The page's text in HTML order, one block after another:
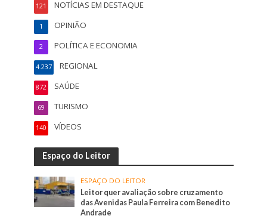
NOTÍCIAS EM DESTAQUE
121
OPINIÃO
1
POLÍTICA E ECONOMIA
2
REGIONAL
4.237
SAÚDE
872
TURISMO
69
VÍDEOS
140
Espaço do Leitor
ESPAÇO DO LEITOR
Leitor quer avaliação sobre cruzamento
das Avenidas Paula Ferreira com Benedito
Andrade